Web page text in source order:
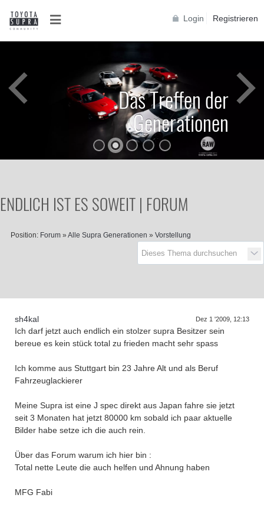
Login Registrieren
D
a
s
T
r
e
f
f
e
n
d
e
r
G
e
n
e
r
a
t
i
o
n
e
n
Das Treffen der
Generationen
ENDLICH IST ES SOWEIT | FORUM
Position: Forum » Alle Supra Generationen » Vorstellung
sh4kal Dez 1 '2009, 12:13
Ich darf jetzt auch endlich ein stolzer supra Besitzer sein
bereue es kein stück total zu frieden macht sehr spass
Ich komme aus Stuttgart bin 23 Jahre Alt und als Beruf
Fahrzeuglackierer
Meine Supra ist eine J spec direkt aus Japan fahre sie jetzt
seit 3 Monaten hat jetzt 80000 km sobald ich paar aktuelle
Bilder habe setze ich die auch rein.
Über das Forum warum ich hier bin :
Total nette Leute die auch helfen und Ahnung haben
MFG Fabi